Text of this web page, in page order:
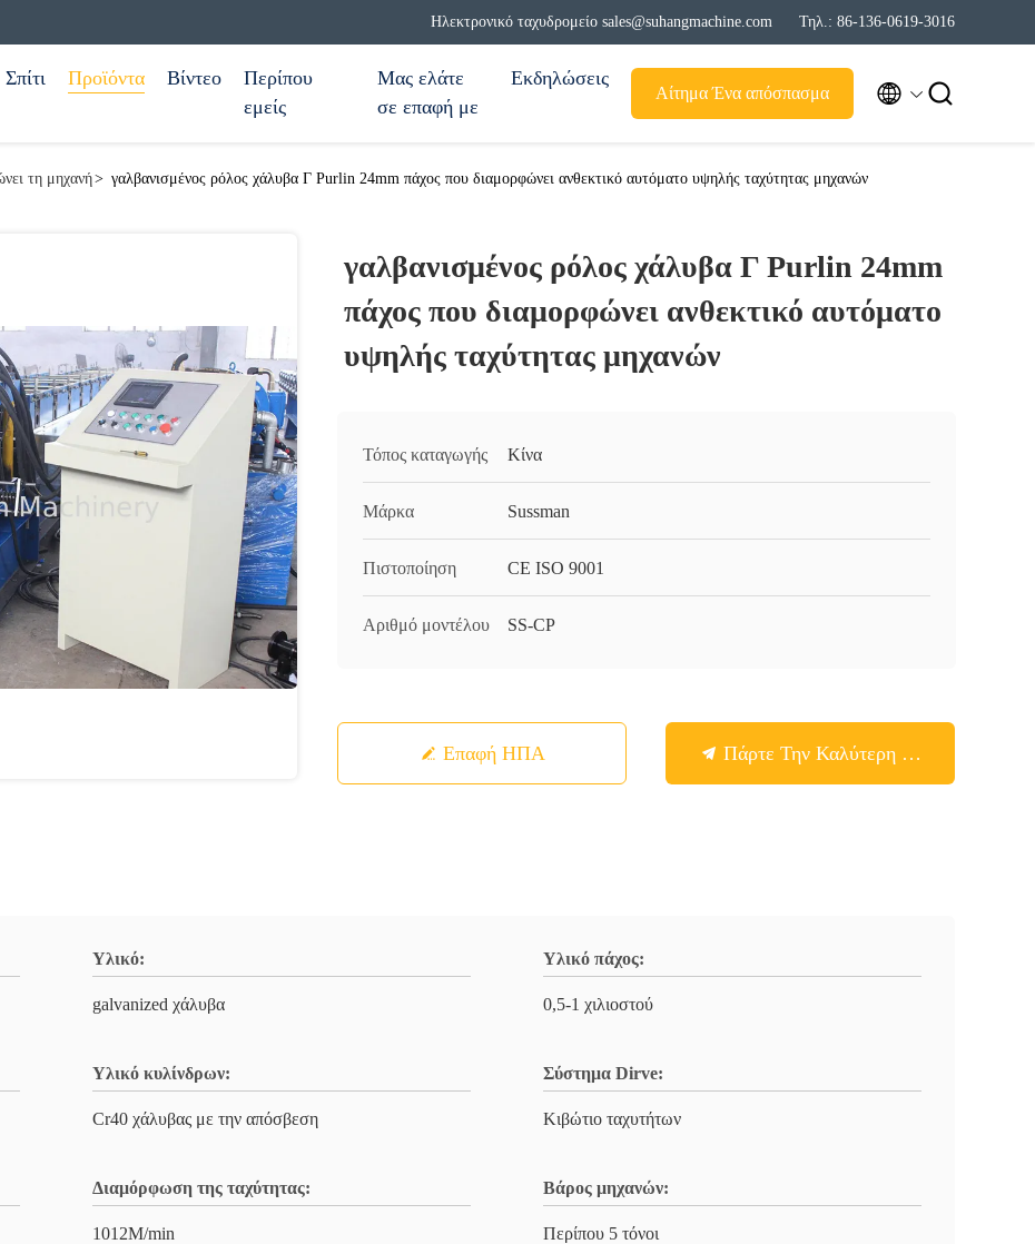
Ηλεκτρονικό ταχυδρομείο sales@suhangmachine.com Τηλ.: 86-136-0619-3016
Σπίτι Προϊόντα Βίντεο
Περίπου
εμείς
Μας ελάτε
σε επαφή με
Εκδηλώσεις
Αίτημα Ένα απόσπασμα  
τη μηχανή> γαλβανισμένος ρόλος χάλυβα Γ Purlin 24mm πάχος που διαμορφώνει ανθεκτικό αυτόματο υψηλής ταχύτητας μηχανών
γαλβανισμένος ρόλος χάλυβα Γ Purlin 24mm
πάχος που διαμορφώνει ανθεκτικό αυτόματο
υψηλής ταχύτητας μηχανών
Τόπος καταγωγής Κίνα
Μάρκα Sussman
Πιστοποίηση CE ISO 9001
Αριθμό μοντέλου SS-CP
Επαφή ΗΠΑ Πάρτε Την Καλύτερη Τιμή
Υλικό:
galvanized χάλυβα
Υλικό πάχος:
0,5-1 χιλιοστού
Υλικό κυλίνδρων:
Cr40 χάλυβας με την απόσβεση
Σύστημα Dirve:
Κιβώτιο ταχυτήτων
Διαμόρφωση της ταχύτητας:
1012M/min
Βάρος μηχανών:
Περίπου 5 τόνοι